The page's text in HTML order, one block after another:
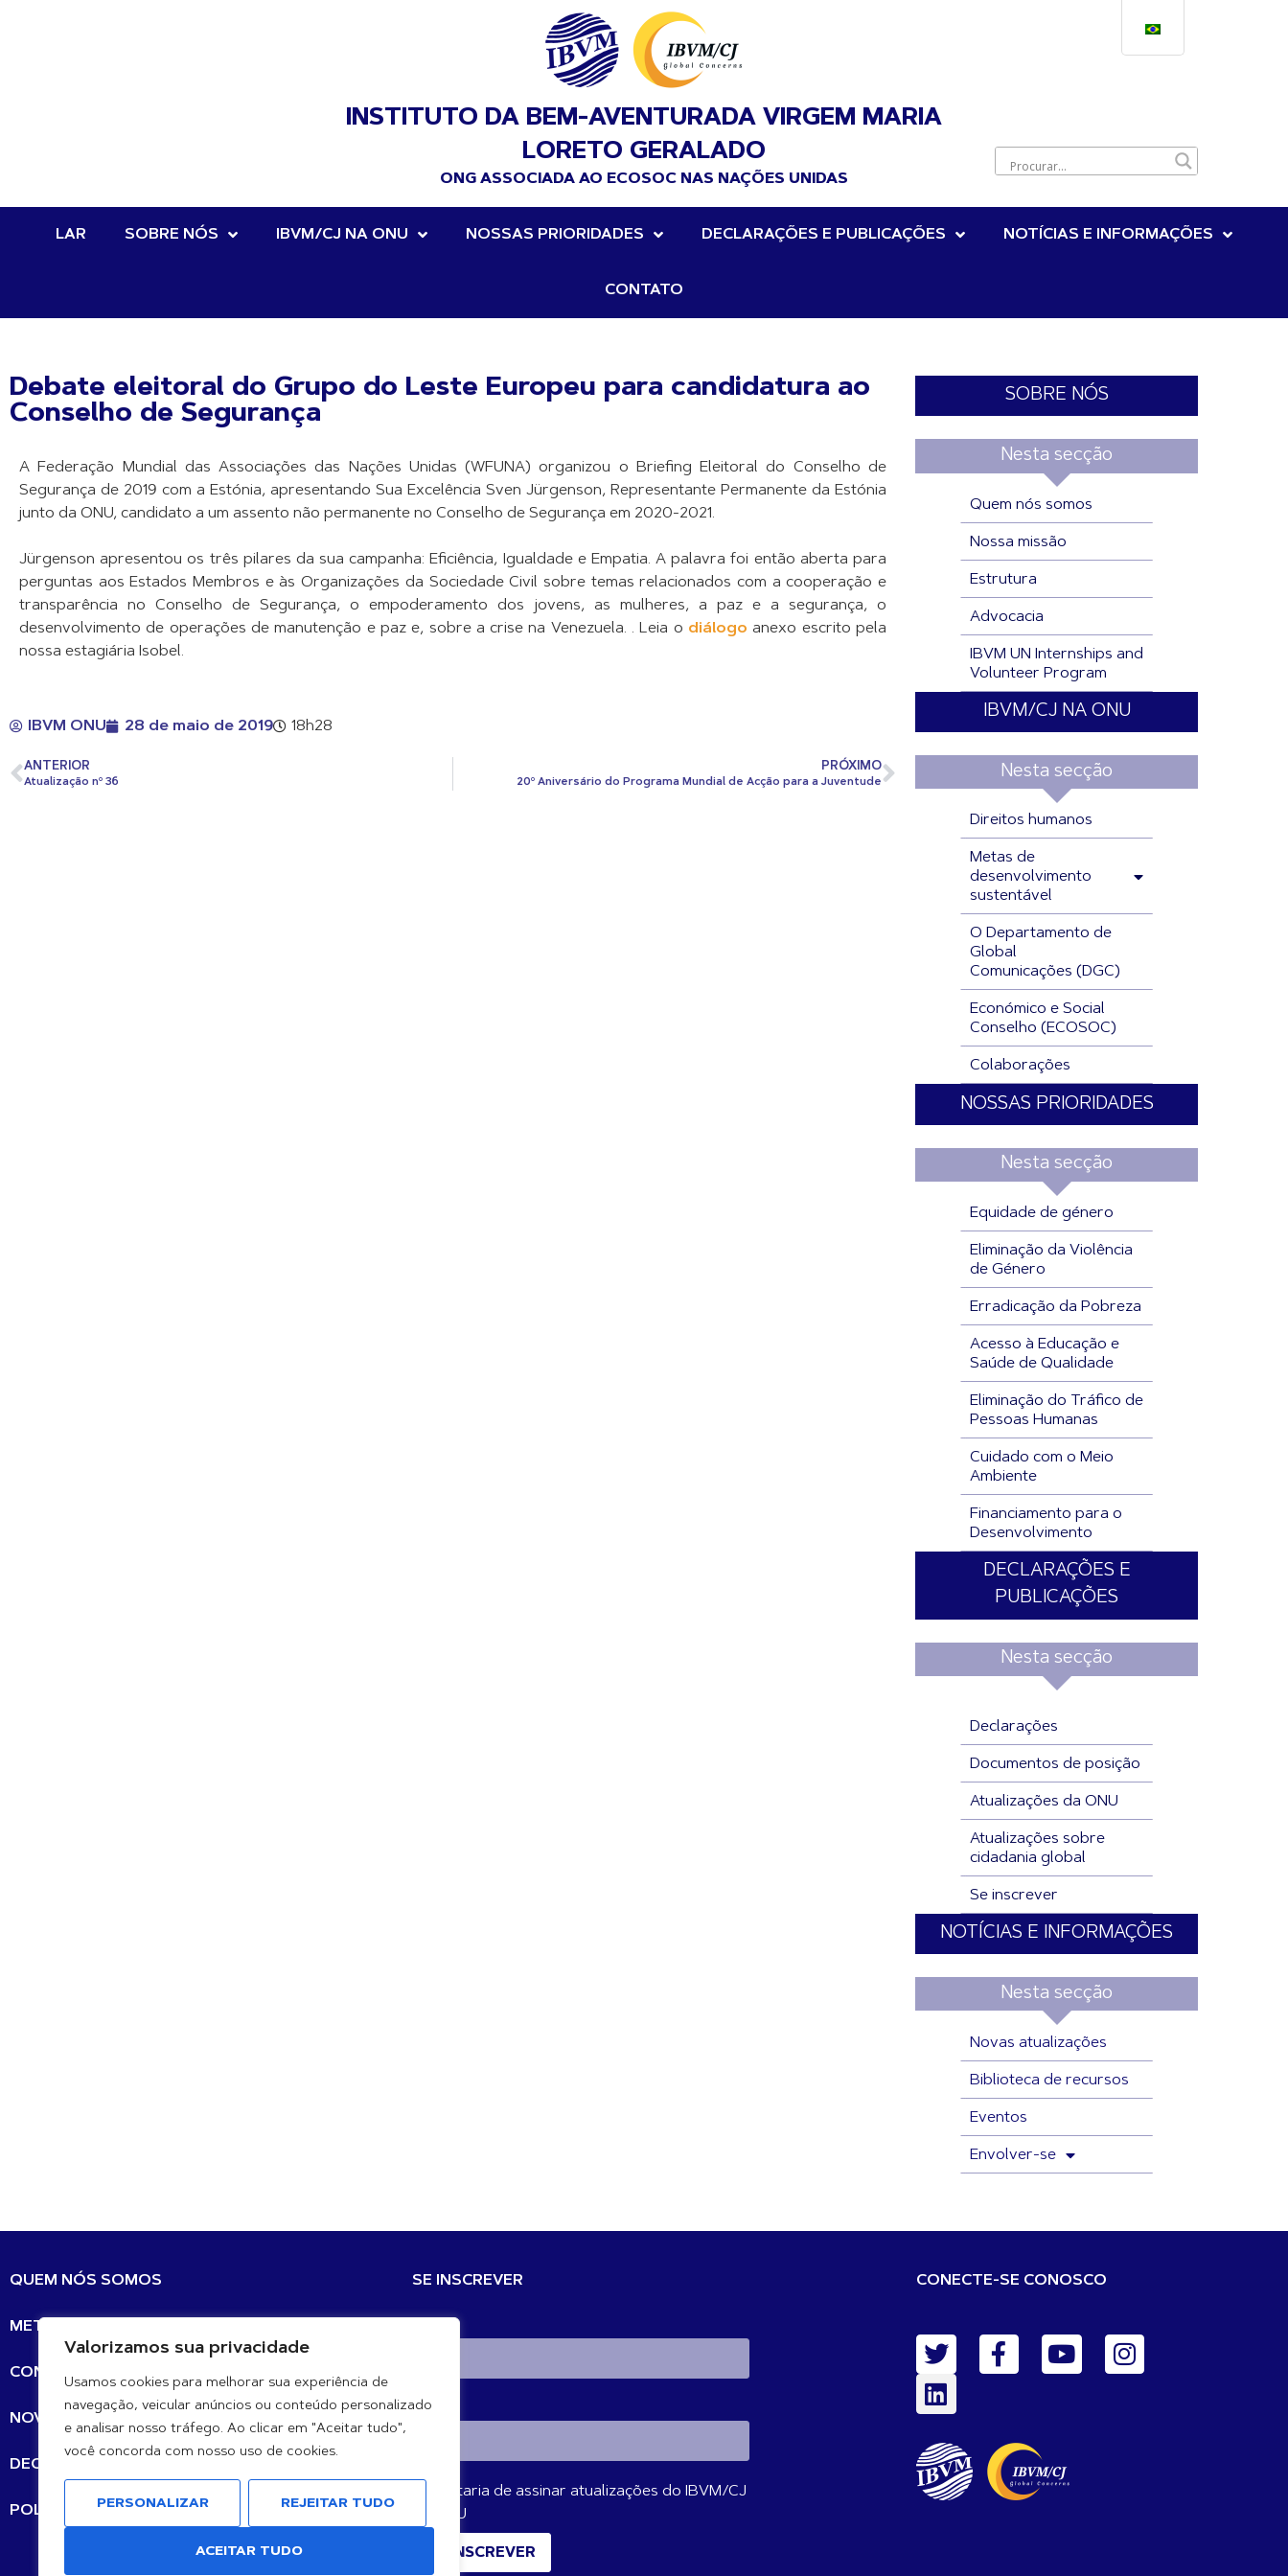
Valorizamos sua privacidade
Usamos cookies para melhorar sua experiência de
navegação, veicular anúncios ou conteúdo personalizado
e analisar nosso tráfego. Ao clicar em "Aceitar tudo",
você concorda com nosso uso de cookies.
PERSONALIZAR REJEITAR TUDO
ACEITAR TUDO
INSTITUTO DA BEM-AVENTURADA VIRGEM MARIA
LORETO GERALADO
ONG ASSOCIADA AO ECOSOC NAS NAÇÕES UNIDAS
LAR SOBRE NÓS IBVM/CJ NA ONU NOSSAS PRIORIDADES DECLARAÇÕES E PUBLICAÇÕES NOTÍCIAS E INFORMAÇÕES
CONTATO
Debate eleitoral do Grupo do Leste Europeu para candidatura ao
Conselho de Segurança
A Federação Mundial das Associações das Nações Unidas (WFUNA) organizou o Briefing Eleitoral do Conselho de
Segurança de 2019 com a Estónia, apresentando Sua Excelência Sven Jürgenson, Representante Permanente da Estónia
junto da ONU, candidato a um assento não permanente no Conselho de Segurança em 2020-2021.
Jürgenson apresentou os três pilares da sua campanha: Eficiência, Igualdade e Empatia. A palavra foi então aberta para
perguntas aos Estados Membros e às Organizações da Sociedade Civil sobre temas relacionados com a cooperação e
transparência no Conselho de Segurança, o empoderamento dos jovens, as mulheres, a paz e a segurança, o
desenvolvimento de operações de manutenção e paz e, sobre a crise na Venezuela. . Leia o diálogo anexo escrito pela
nossa estagiária Isobel.
IBVM ONU 28 de maio de 2019 18h28
ANTERIOR
Atualização nº 36
PRÓXIMO
20º Aniversário do Programa Mundial de Acção para a Juventude
SOBRE NÓS
Nesta secção
Quem nós somos
Nossa missão
Estrutura
Advocacia
IBVM UN Internships and
Volunteer Program
IBVM/CJ NA ONU
Nesta secção
Direitos humanos
Metas de
desenvolvimento
sustentável
O Departamento de
Global
Comunicações (DGC)
Económico e Social
Conselho (ECOSOC)
Colaborações
NOSSAS PRIORIDADES
Nesta secção
Equidade de género
Eliminação da Violência
de Género
Erradicação da Pobreza
Acesso à Educação e
Saúde de Qualidade
Eliminação do Tráfico de
Pessoas Humanas
Cuidado com o Meio
Ambiente
Financiamento para o
Desenvolvimento
DECLARAÇÕES E
PUBLICAÇÕES
Nesta secção
Declarações
Documentos de posição
Atualizações da ONU
Atualizações sobre
cidadania global
Se inscrever
NOTÍCIAS E INFORMAÇÕES
Nesta secção
Novas atualizações
Biblioteca de recursos
Eventos
Envolver-se
QUEM NÓS SOMOS
METAS DE DESENVOLVIMENTO SUSTENTÁVEL
CONTATO
NOVAS ATUALIZAÇÕES
DECLARAÇÕES
POLÍTICA DE PRIVACIDADE
SE INSCREVER
Nome
Gostaria de assinar atualizações do IBVM/CJ
na ONU
SE INSCREVER
CONECTE-SE CONOSCO